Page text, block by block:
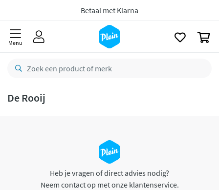
Betaal met Klarna
Menu
De Rooij
Heb je vragen of direct advies nodig?
Neem contact op met onze klantenservice.